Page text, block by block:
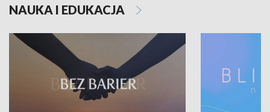
NAUKA I EDUKACJA